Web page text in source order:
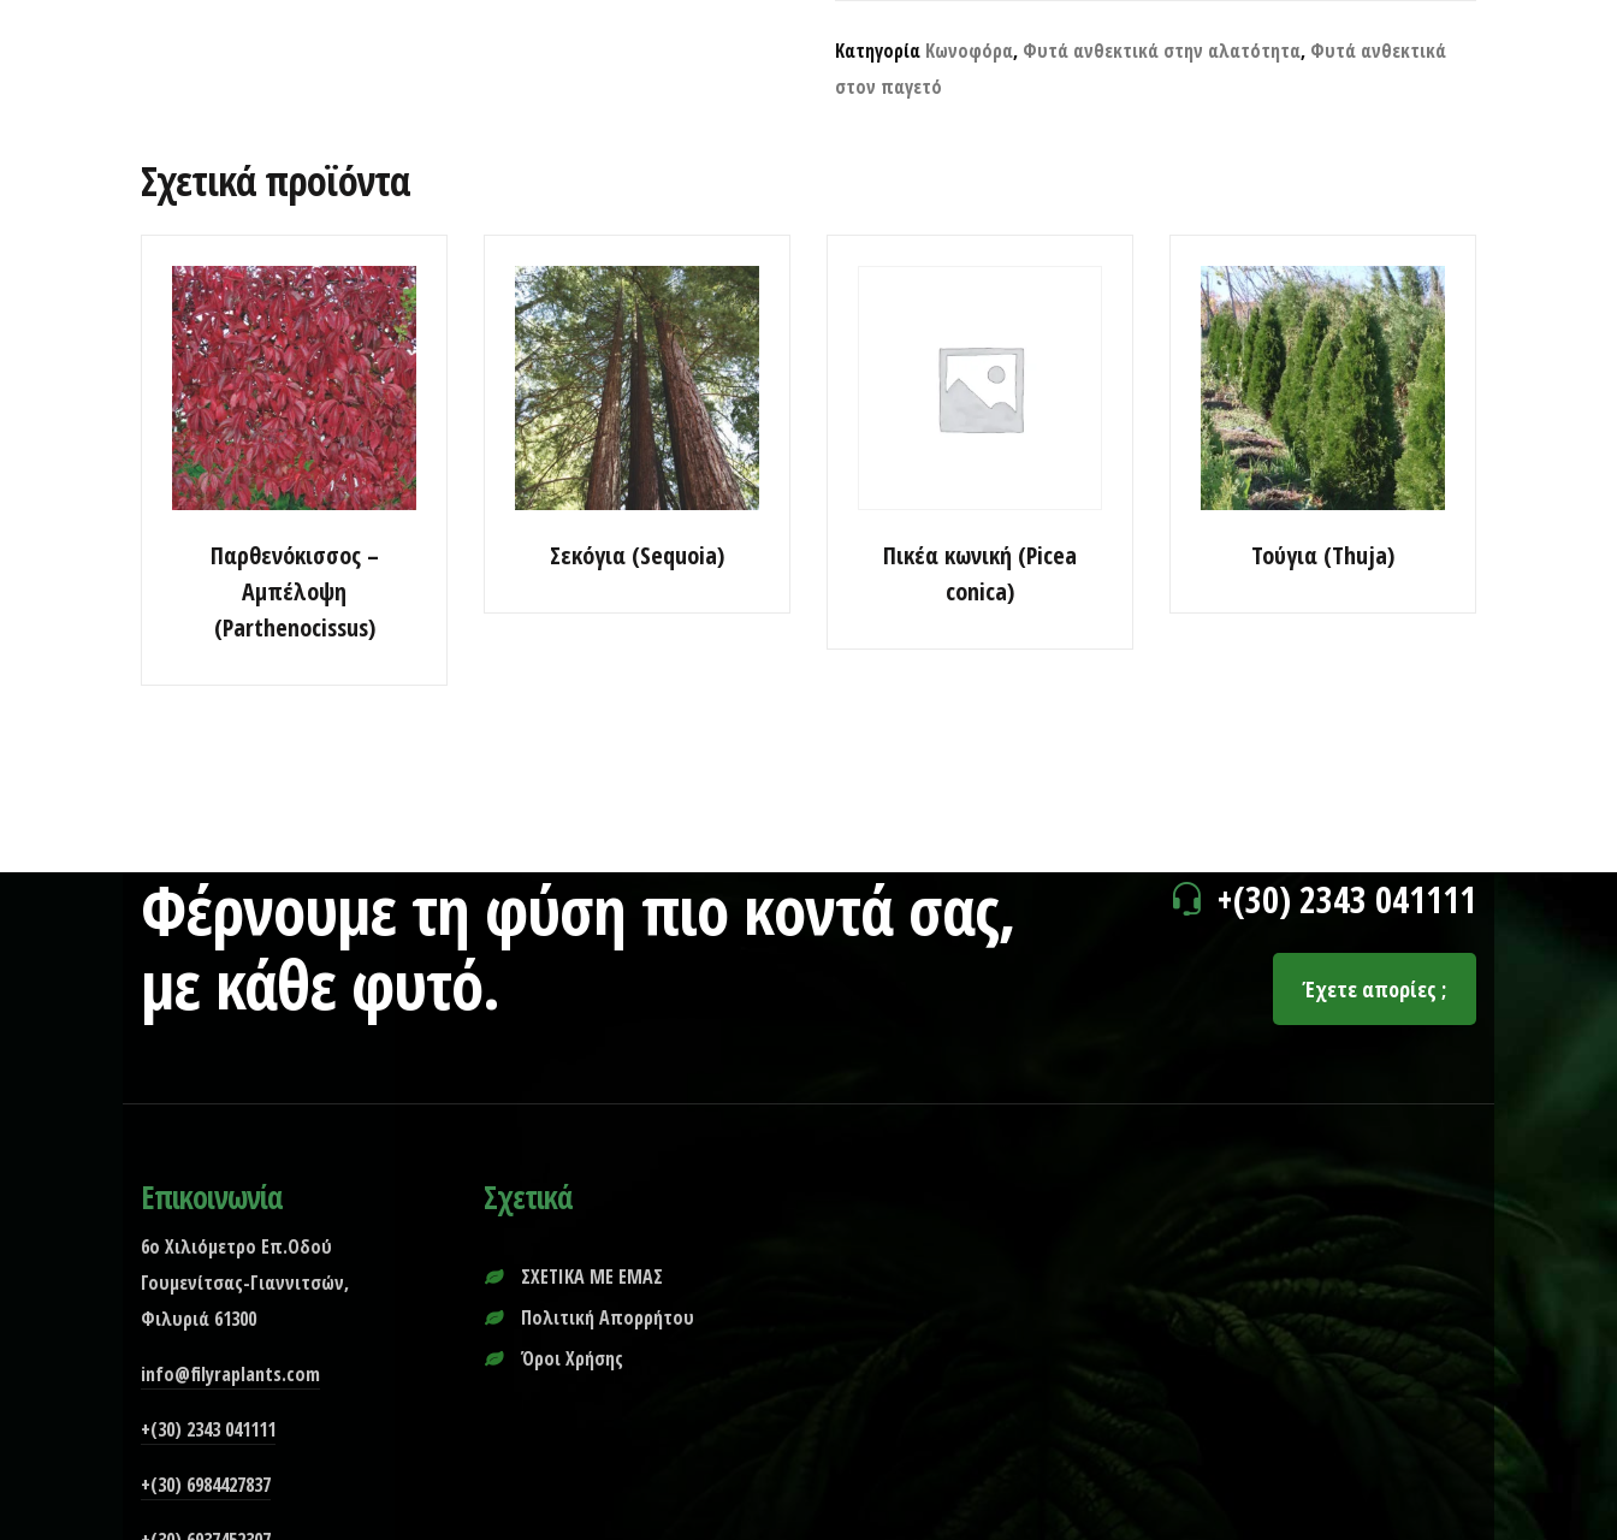
Κατηγορία Κωνοφόρα, Φυτά ανθεκτικά στην αλατότητα, Φυτά ανθεκτικά
στον παγετό
Σχετικά προϊόντα
Παρθενόκισσος –
Αμπέλοψη
(Parthenocissus)
Σεκόγια (Sequoia)
Πικέα κωνική (Picea
conica)
Τούγια (Thuja)
Φέρνουμε τη φύση πιο κοντά σας,
με κάθε φυτό.
+(30) 2343 041111
Έχετε απορίες ;
Επικοινωνία
6ο Χιλιόμετρο Επ.Οδού
Γουμενίτσας-Γιαννιτσών,
Φιλυριά 61300
info@filyraplants.com
+(30) 2343 041111
+(30) 6984427837
Σχετικά
ΣΧΕΤΙΚΑ ΜΕ ΕΜΑΣ
Πολιτική Απορρήτου
Όροι Χρήσης